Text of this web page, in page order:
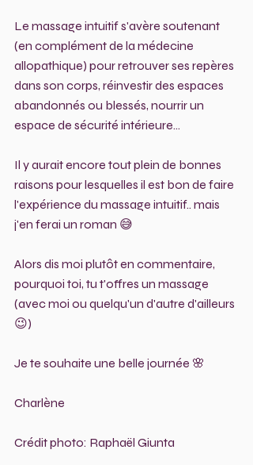
Le massage intuitif s'avère soutenant
(en complément de la médecine
allopathique) pour retrouver ses repères
dans son corps, réinvestir des espaces
abandonnés ou blessés, nourrir un
espace de sécurité intérieure...
Il y aurait encore tout plein de bonnes
raisons pour lesquelles il est bon de faire
l'expérience du massage intuitif.. mais
j'en ferai un roman 😅
Alors dis moi plutôt en commentaire,
pourquoi toi, tu t'offres un massage
(avec moi ou quelqu'un d'autre d'ailleurs
😉)
Je te souhaite une belle journée 🌸
Charlène
Crédit photo: Raphaël Giunta